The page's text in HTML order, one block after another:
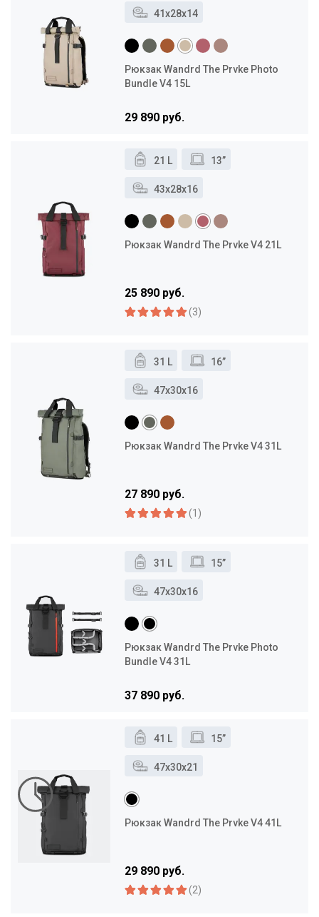
41x28x14
Рюкзак Wandrd The Prvke Photo
Bundle V4 15L
29 890 руб.
21 L 13”
43x28x16
Рюкзак Wandrd The Prvke V4 21L
25 890 руб.
(3)
31 L 16”
47x30x16
Рюкзак Wandrd The Prvke V4 31L
27 890 руб.
(1)
31 L 15”
47x30x16
Рюкзак Wandrd The Prvke Photo
Bundle V4 31L
37 890 руб.
41 L 15”
47x30x21
Рюкзак Wandrd The Prvke V4 41L
29 890 руб.
(2)